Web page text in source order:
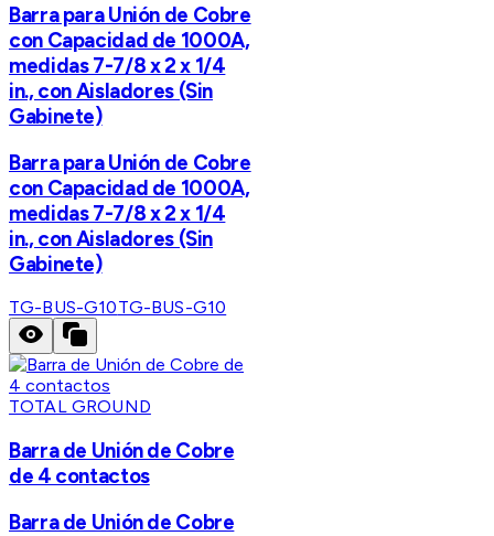
Barra para Unión de Cobre
con Capacidad de 1000A,
medidas 7-7/8 x 2 x 1/4
in., con Aisladores (Sin
Gabinete)
Barra para Unión de Cobre
con Capacidad de 1000A,
medidas 7-7/8 x 2 x 1/4
in., con Aisladores (Sin
Gabinete)
TG-BUS-G10TG-BUS-G10
TOTAL GROUND
Barra de Unión de Cobre
de 4 contactos
Barra de Unión de Cobre